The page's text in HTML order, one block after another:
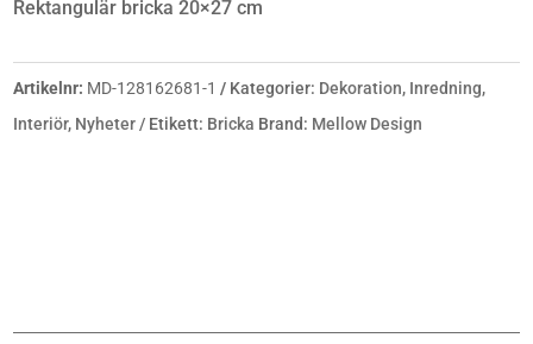
GULD/VÅGOR
Rektangulär bricka 20×27 cm
Artikelnr: MD-128162681-1 Kategorier: Dekoration, Inredning,
Interiör, Nyheter Etikett: Bricka Brand: Mellow Design